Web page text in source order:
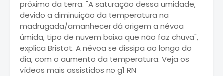
próximo da terra. "A saturação dessa umidade,
devido a diminuição da temperatura na
madrugada/amanhecer dá origem a névoa
úmida, tipo de nuvem baixa que não faz chuva",
explica Bristot. A névoa se dissipa ao longo do
dia, com o aumento da temperatura. Veja os
vídeos mais assistidos no g1 RN